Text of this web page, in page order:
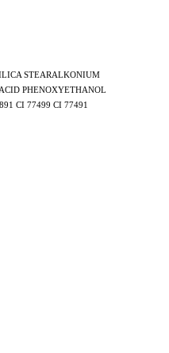
STEARALKONIUM
PHENOXYETHANOL
CI 77499 CI 77491